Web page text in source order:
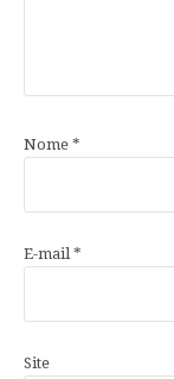
Nome *
E-mail*
Site